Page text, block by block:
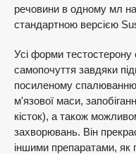
речовини в одному мл
стандартною версією
Усі форми
самопочуття завдяки
посиленому спалюванню
м'язової маси,
кісток), а також
захворювань. Він
іншими препаратами, як